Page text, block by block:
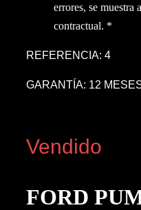
errores, se
contractual. *
REFERENCIA: 4
GARANTÍA: 12
Vendido
FORD